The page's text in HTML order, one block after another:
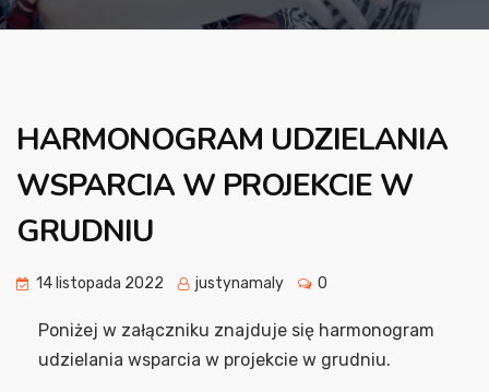
HARMONOGRAM UDZIELANIA
WSPARCIA W PROJEKCIE W
GRUDNIU
14 listopada 2022 justynamaly 0
Poniżej w załączniku znajduje się harmonogram
udzielania wsparcia w projekcie w grudniu.